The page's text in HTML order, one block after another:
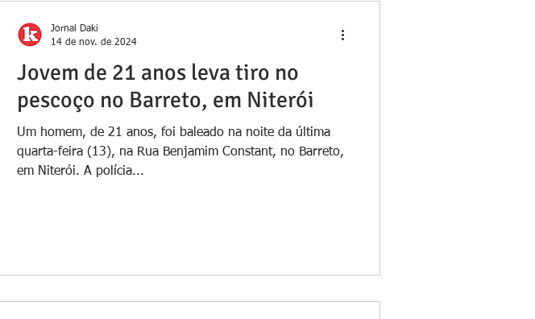
Jovem de 21 anos leva tiro no
pescoço no Barreto, em Niterói
Um homem, de 21 anos, foi baleado na noite da última
quarta-feira (13), na Rua Benjamim Constant, no Barreto,
em Niterói. A polícia...
Jornal Daki
14 de nov. de 2024